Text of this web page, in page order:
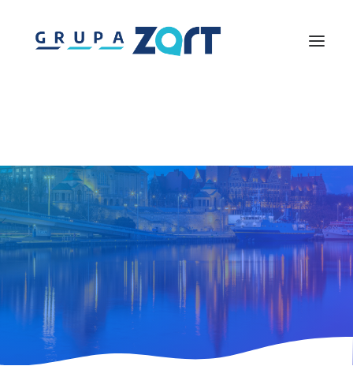
Westpomeranian Agency for Tourism Development